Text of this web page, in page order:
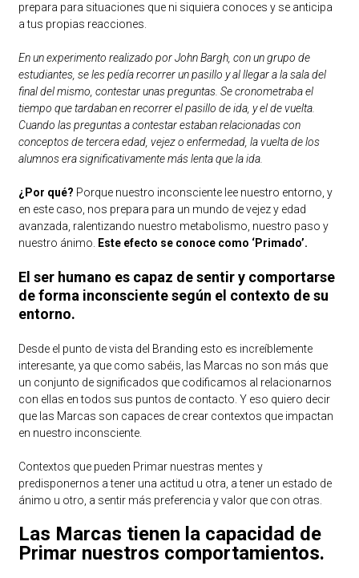
prepara para situaciones que ni siquiera conoces y se anticipa
a tus propias reacciones.
En un experimento realizado por John Bargh, con un grupo de
estudiantes, se les pedía recorrer un pasillo y al llegar a la sala del
final del mismo, contestar unas preguntas. Se cronometraba el
tiempo que tardaban en recorrer el pasillo de ida, y el de vuelta.
Cuando las preguntas a contestar estaban relacionadas con
conceptos de tercera edad, vejez o enfermedad, la vuelta de los
alumnos era significativamente más lenta que la ida.
¿Por qué? Porque nuestro inconsciente lee nuestro entorno, y
en este caso, nos prepara para un mundo de vejez y edad
avanzada, ralentizando nuestro metabolismo, nuestro paso y
nuestro ánimo.
Este efecto se conoce como ‘Primado’.
El ser humano es capaz de sentir y comportarse
de forma inconsciente según el contexto de su
entorno.
Desde el punto de vista del Branding esto es increíblemente
interesante, ya que como sabéis, las Marcas no son más que
un conjunto de significados que codificamos al relacionarnos
con ellas en todos sus puntos de contacto. Y eso quiero decir
que las Marcas son capaces de crear contextos que impactan
en nuestro inconsciente.
Contextos que pueden Primar nuestras mentes y
predisponernos a tener una actitud u otra, a tener un estado de
ánimo u otro, a sentir más preferencia y valor que con otras.
Las Marcas tienen la capacidad de
Primar nuestros comportamientos.